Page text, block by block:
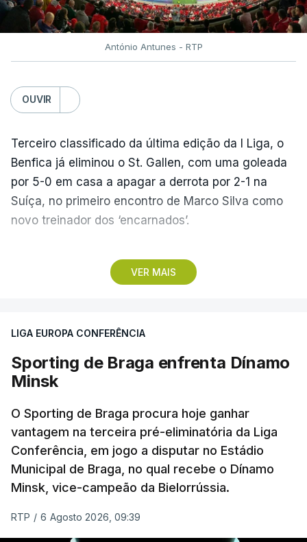
António Antunes - RTP
OUVIR
VER MAIS
Terceiro classificado da última edição da I Liga, o
Benfica já eliminou o St. Gallen, com uma goleada
por 5-0 em casa a apagar a derrota por 2-1 na
Suíça, no primeiro encontro de Marco Silva como
novo treinador dos ‘encarnados’.
Pela frente, as ‘águias’ vão ter agora o vice-
campeão escocês, que tem o português Cláudio
de serem eliminados pelos austríacos do Sturm
Graz, com um agregado de 6-0.
equipa relegada da ‘Champions’, o derrotado do
encontro entre Aarhus, campeão dinamarquês, ou
o Sabah, campeão do Azerbaijão, sendo que, em
caso de afastamento, os 'encarnados' caem para o
play-off da Liga Conferência, encontrando os
LIGA EUROPA CONFERÊNCIA
Sporting de Braga enfrenta Dínamo
Minsk
O Sporting de Braga procura hoje ganhar
vantagem na terceira pré-eliminatória da Liga
Conferência, em jogo a disputar no Estádio
Municipal de Braga, no qual recebe o Dínamo
Minsk, vice-campeão da Bielorrússia.
RTP / 6 Agosto 2026, 09:39